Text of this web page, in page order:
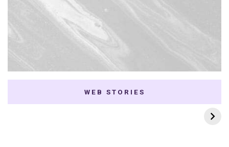
WEB STORIES
7 K-dramas Enemies
to Lovers
Thai Dramas com
First e Khaotung